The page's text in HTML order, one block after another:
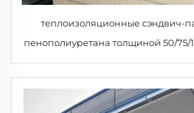
теплоизоляционные сэндвич-
пенополиуретана толщиной 50/75/
кровли чистых